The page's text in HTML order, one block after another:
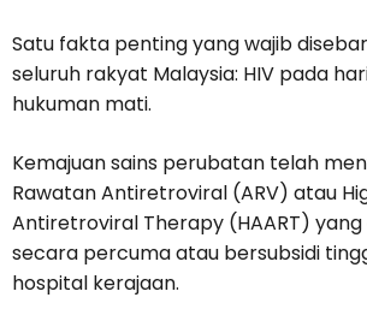
Satu fakta penting yang wajib
seluruh rakyat Malaysia: HIV pada
hukuman mati.
Kemajuan sains perubatan telah
Rawatan Antiretroviral (ARV) atau
Antiretroviral Therapy (HAART) yang
secara percuma atau bersubsidi
hospital kerajaan.